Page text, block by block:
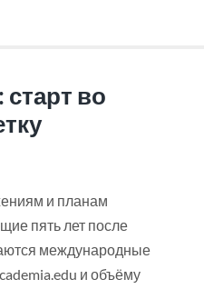
во
и планам
пять лет после
международные
и объёму